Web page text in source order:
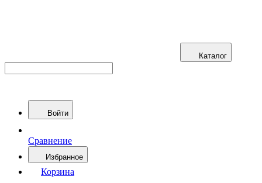
Каталог
Войти
Сравнение
Избранное
Корзина